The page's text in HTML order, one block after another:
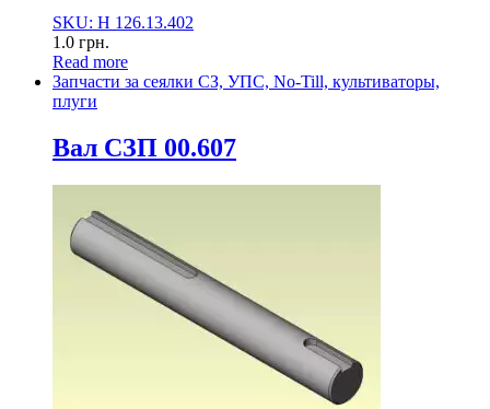
SKU: Н 126.13.402
1.0 грн.
Read more
Запчасти за сеялки СЗ, УПС, No-Till, культиваторы,
плуги
Вал СЗП 00.607